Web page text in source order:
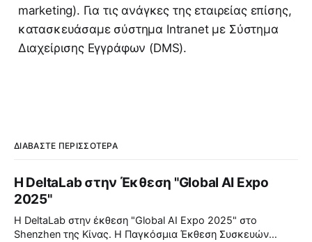
marketing). Για τις ανάγκες της εταιρείας επίσης,
κατασκευάσαμε σύστημα Intranet με Σύστημα
Διαχείρισης Εγγράφων (DMS).
ΔΙΑΒΆΣΤΕ ΠΕΡΙΣΣΌΤΕΡΑ
Η DeltaLab στην Έκθεση "Global AI Expo
2025"
Η DeltaLab στην έκθεση "Global AI Expo 2025" στο
Shenzhen της Κίνας. Η Παγκόσμια Έκθεση Συσκευών